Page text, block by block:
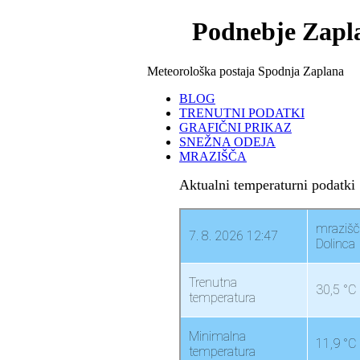
Podnebje
Meteorološka postaja Spodnja Zaplana
BLOG
TRENUTNI PODATKI
GRAFIČNI PRIKAZ
SNEŽNA ODEJA
MRAZIŠČA
Aktualni temperaturni podatki